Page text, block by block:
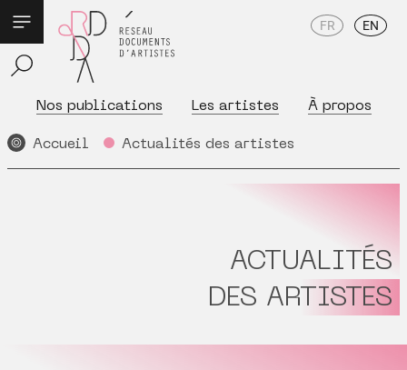
Nos publications Les artistes À propos
FR EN
Accueil Actualités des artistes
ACTUALITÉS
DES ARTISTES